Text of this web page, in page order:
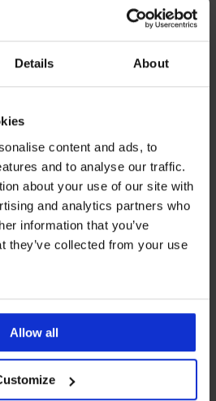
Details About
content and ads, to
and to analyse our traffic.
about your use of our site with
and analytics partners who
information that you’ve
they’ve collected from your use
Allow all
színek
méretek
Csere és visszaküldés
ingyen
óra között